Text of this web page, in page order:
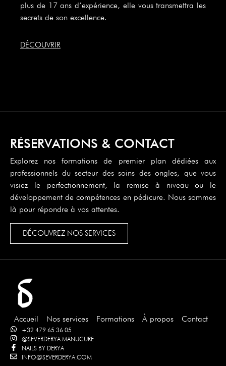
plus de 17 ans d’expérience, elle vous transmettra les
secrets de son excellence.
DÉCOUVRIR
RÉSERVATIONS & CONTACT
Explorez nos formations de premier plan dédiées aux
professionnels du secteur des soins des ongles, que vous
visiez le perfectionnement, la remise à niveau ou le
développement de compétences en pédicure. Nous sommes
là pour répondre à vos attentes.
DÉCOUVREZ NOS SERVICES
Accueil Nos services Formations À propos Contact
+32 479 65 36 05
@SEVERDERYA.MANUCURE
NAILS BY DERYA
INFO@SEVERDERYA.COM